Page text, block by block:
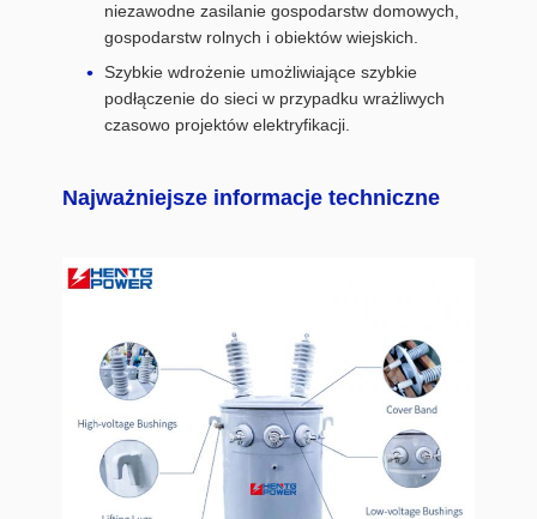
niezawodne zasilanie gospodarstw domowych,
gospodarstw rolnych i obiektów wiejskich.
Szybkie wdrożenie umożliwiające szybkie
podłączenie do sieci w przypadku wrażliwych
czasowo projektów elektryfikacji.
Najważniejsze informacje techniczne